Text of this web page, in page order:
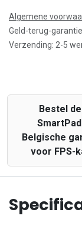
Algemene
Geld-terug-
Verzending: 2-5
Bestel
Belgische
voor FPS-